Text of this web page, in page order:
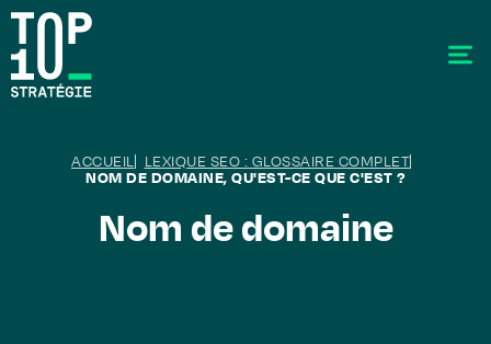
ACCUEIL
LEXIQUE SEO : GLOSSAIRE COMPLET
NOM DE DOMAINE, QU'EST-CE QUE C'EST ?
Nom de domaine